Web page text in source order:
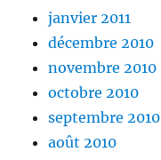
janvier 2011
décembre 2010
novembre 2010
octobre 2010
septembre 2010
août 2010